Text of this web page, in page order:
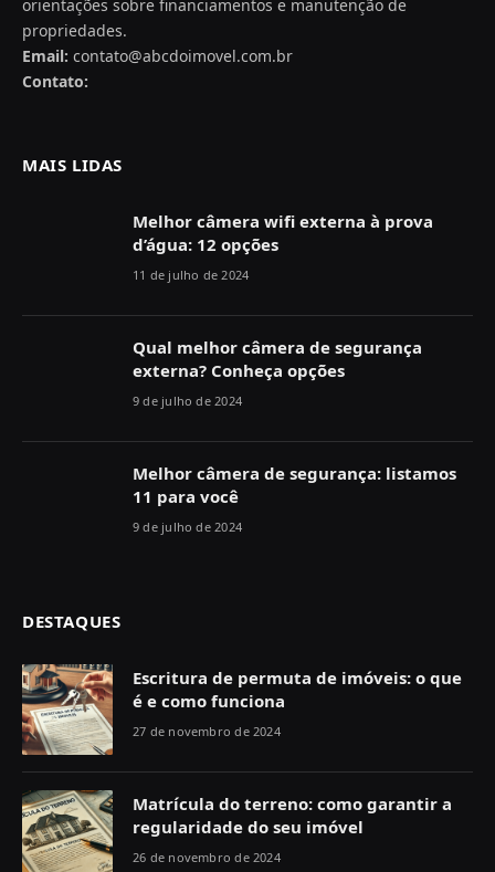
orientações sobre financiamentos e manutenção de
propriedades.
Email: contato@abcdoimovel.com.br
Contato:
MAIS LIDAS
Melhor câmera wifi externa à prova
d’água: 12 opções
11 de julho de 2024
Qual melhor câmera de segurança
externa? Conheça opções
9 de julho de 2024
Melhor câmera de segurança: listamos
11 para você
9 de julho de 2024
DESTAQUES
Escritura de permuta de imóveis: o que
é e como funciona
27 de novembro de 2024
Matrícula do terreno: como garantir a
regularidade do seu imóvel
26 de novembro de 2024